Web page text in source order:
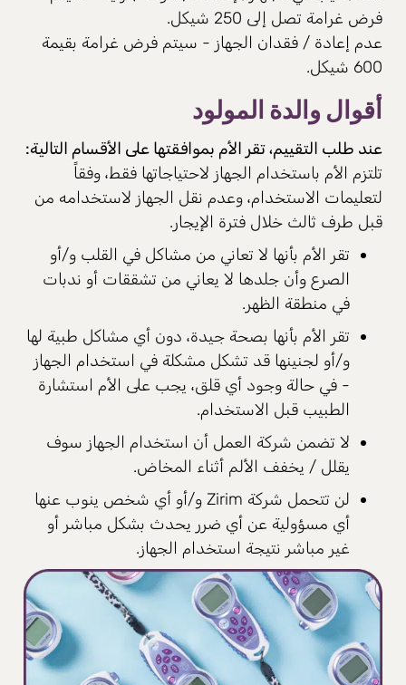
فرض غرامة تصل إلى 250 شيكل.
عدم إعادة / فقدان الجهاز - سيتم فرض غرامة بقيمة
600 شيكل.
أقوال والدة المولود
عند طلب التقييم، تقر الأم بموافقتها على الأقسام التالية:
تلتزم الأم باستخدام الجهاز لاحتياجاتها فقط، وفقاً
لتعليمات الاستخدام، وعدم نقل الجهاز لاستخدامه من
قبل طرف ثالث خلال فترة الإيجار.
تقر الأم بأنها لا تعاني من مشاكل في القلب و/أو
الصرع وأن جلدها لا يعاني من تشققات أو ندبات
في منطقة الظهر.
تقر الأم بأنها بصحة جيدة، دون أي مشاكل طبية لها
و/أو لجنينها قد تشكل مشكلة في استخدام الجهاز
- في حالة وجود أي قلق، يجب على الأم استشارة
الطبيب قبل الاستخدام.
لا تضمن شركة العمل أن استخدام الجهاز سوف
يقلل / يخفف الألم أثناء المخاض.
لن تتحمل شركة Zirim و/أو أي شخص ينوب عنها
أي مسؤولية عن أي ضرر يحدث بشكل مباشر أو
غير مباشر نتيجة استخدام الجهاز.